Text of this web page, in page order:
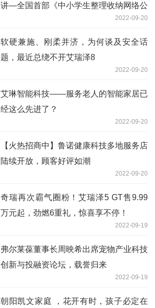
讲—全国首部《中小学生整理收纳网络公
2022-09-20
软硬兼施、刚柔并济，为何谈及安全话
题，最近总绕不开艾瑞泽8
2022-09-20
艾琳智能科技——服务老人的智能家居已
经这么先进了？
2022-09-20
【火热招商中】鲁诺健康科技多地服务店
陆续开放，顾客好评如潮
2022-09-20
奇瑞再次霸气圈粉！艾瑞泽5 GT售9.99
万元起，劲燃6重礼，惊喜享不停！
2022-09-19
弗尔莱葆董事长周映希出席宠物产业科技
创新与投融资论坛，载誉归来
2022-09-19
朝阳凯文家庭 ，花开有时，孩子必定在